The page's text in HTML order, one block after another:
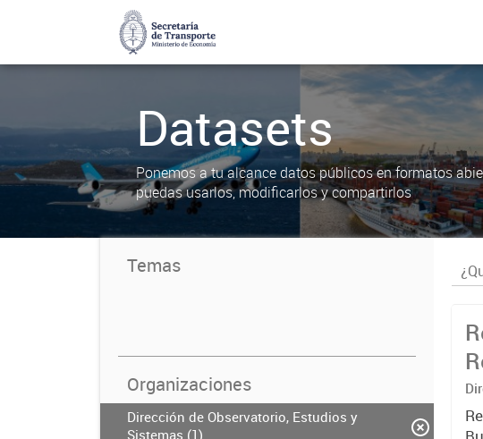
Datasets
Ponemos a tu alcance datos públicos en formatos
puedas usarlos, modificarlos y compartirlos
Temas
Organizaciones
Dirección de Observatorio, Estudios y
Sistemas (1)